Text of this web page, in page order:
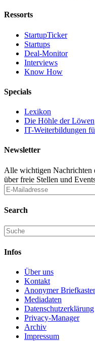
Ressorts
StartupTicker
Startups
Deal-Monitor
Interviews
Know How
Specials
Lexikon
Die Höhle der Löwen
IT-Weiterbildungen
Newsletter
Alle wichtigen Nachrichten
über freie Stellen und
Search
Infos
Über uns
Kontakt
Anonymer
Mediadaten
Datenschutzerklärung
Privacy-Manager
Archiv
Impressum